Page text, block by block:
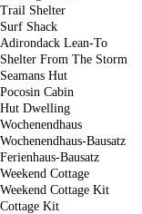
Trail Shelter
Surf Shack
Adirondack Lean-To
Shelter From The Storm
Seamans Hut
Pocosin Cabin
Hut Dwelling
Wochenendhaus
Wochenendhaus-Bausatz
Ferienhaus-Bausatz
Weekend Cottage
Weekend Cottage Kit
Cottage Kit